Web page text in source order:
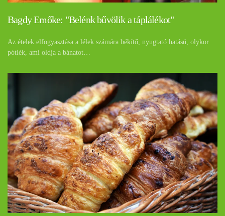
Bagdy Emőke: "Belénk bűvölik a táplálékot"
Az ételek elfogyasztása a lélek számára békítő, nyugtató hatású, olykor
pótlék, ami oldja a bánatot…